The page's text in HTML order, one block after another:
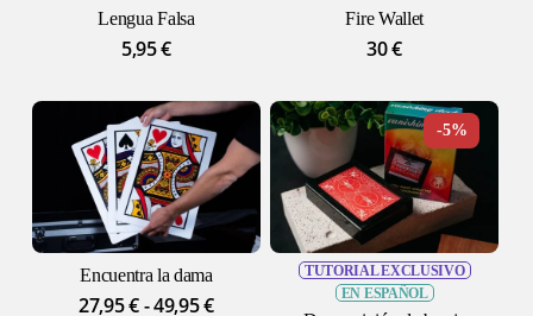
Lengua Falsa
5,95€
Fire Wallet
30€
Encuentra la dama
27,95€-49,95€Rango
-5%
TUTORIAL EXCLUSIVO
EN ESPAÑOL